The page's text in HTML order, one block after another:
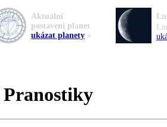
Pranostiky
Aktuální
postavení planet
ukázat planety »